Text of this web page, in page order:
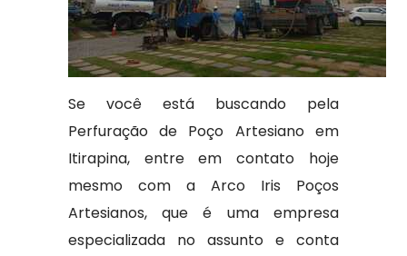
Se você está buscando pela
Perfuração de Poço Artesiano em
Itirapina, entre em contato hoje
mesmo com a Arco Iris Poços
Artesianos, que é uma empresa
especializada no assunto e conta